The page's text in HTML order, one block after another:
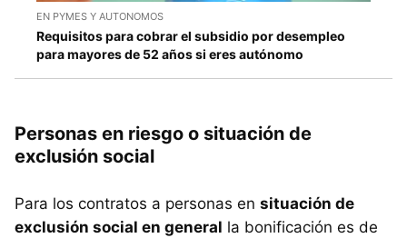
EN PYMES Y AUTONOMOS
Requisitos para cobrar el subsidio por desempleo
para mayores de 52 años si eres autónomo
Personas en riesgo o situación de
exclusión social
Para los contratos a personas en situación de
exclusión social en general la bonificación es de